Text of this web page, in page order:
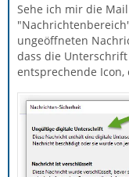
Sehe ich mir die
ungeöffneten
dass die Unterschrift
entsprechende